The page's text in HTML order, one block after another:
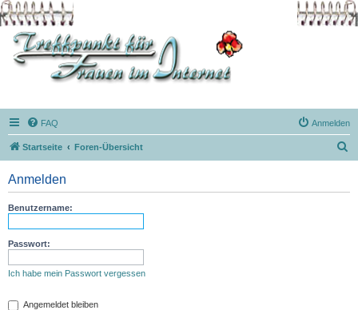
FAQ Anmelden
Startseite Foren-Übersicht
Anmelden
Benutzername:
Passwort:
Ich habe mein Passwort vergessen
Angemeldet bleiben